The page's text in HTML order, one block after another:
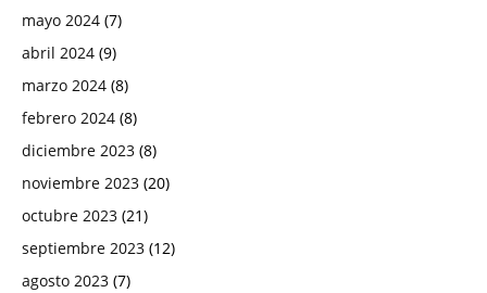
mayo 2024 (7)
abril 2024 (9)
marzo 2024 (8)
febrero 2024 (8)
diciembre 2023 (8)
noviembre 2023 (20)
octubre 2023 (21)
septiembre 2023 (12)
agosto 2023 (7)